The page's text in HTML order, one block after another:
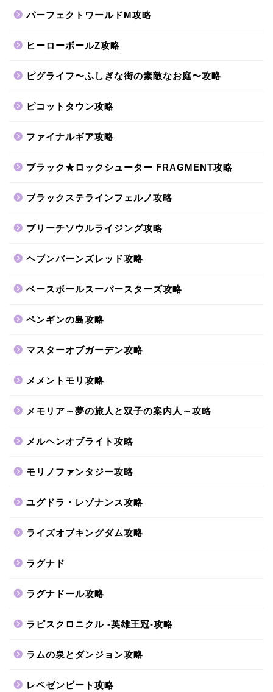
パーフェクトワールドM攻略
ヒーローボールZ攻略
ピグライフ〜ふしぎな街の素敵なお庭〜攻略
ピコットタウン攻略
ファイナルギア攻略
ブラック★ロックシューター FRAGMENT攻略
ブラックステラインフェルノ攻略
ブリーチソウルライジング攻略
ヘブンバーンズレッド攻略
ベースボールスーパースターズ攻略
ペンギンの島攻略
マスターオブガーデン攻略
メメントモリ攻略
メモリア～夢の旅人と双子の案内人～攻略
メルヘンオブライト攻略
モリノファンタジー攻略
ユグドラ・レゾナンス攻略
ライズオブキングダム攻略
ラグナド
ラグナドール攻略
ラピスクロニクル -英雄王冠-攻略
ラムの泉とダンジョン攻略
レペゼンビート攻略